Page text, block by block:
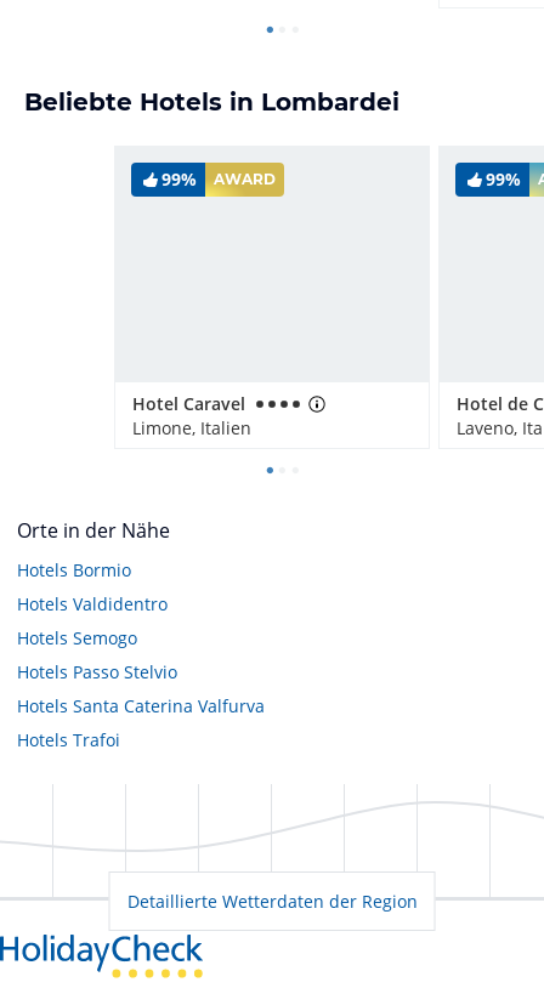
Beliebte Hotels in Lombardei
99% AWARD
Hotel Caravel
Limone, Italien
99%
Laveno,
Orte in der Nähe
Hotels Bormio
Hotels Valdidentro
Hotels Semogo
Hotels Passo Stelvio
Hotels Santa Caterina Valfurva
Hotels Trafoi
Detaillierte Wetterdaten der Region